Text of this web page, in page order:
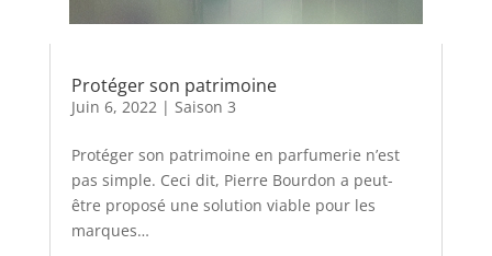
Protéger son patrimoine
Juin 6, 2022 | Saison 3
Protéger son patrimoine en parfumerie n’est
pas simple. Ceci dit, Pierre Bourdon a peut-
être proposé une solution viable pour les
marques…